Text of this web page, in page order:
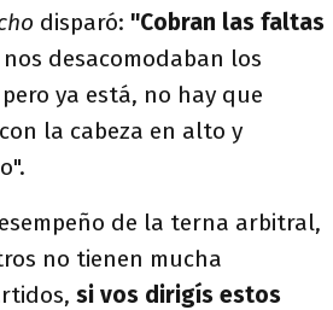
disparó: "Cobran las faltas
desacomodaban los
ya está, no hay que
la cabeza en alto y
de la terna arbitral,
no tienen mucha
si vos dirigís estos